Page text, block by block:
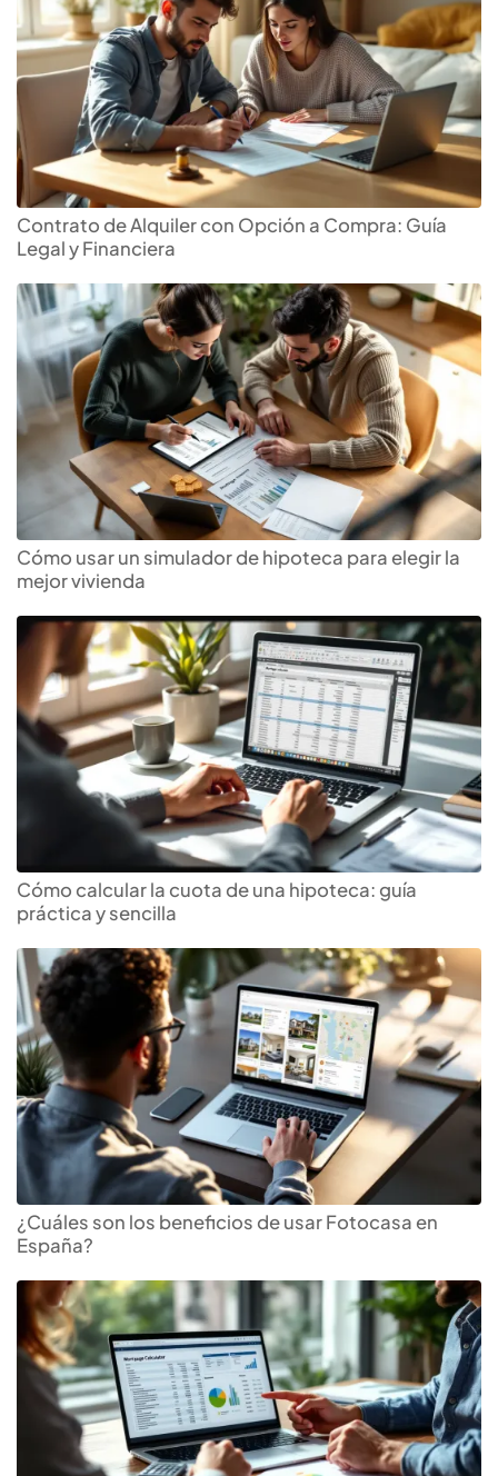
Contrato de Alquiler con Opción a Compra: Guía
Legal y Financiera
Cómo usar un simulador de hipoteca para elegir la
mejor vivienda
Cómo calcular la cuota de una hipoteca: guía
práctica y sencilla
¿Cuáles son los beneficios de usar Fotocasa en
España?